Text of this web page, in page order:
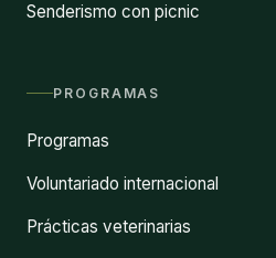
Senderismo con picnic
PROGRAMAS
Programas
Voluntariado internacional
Prácticas veterinarias